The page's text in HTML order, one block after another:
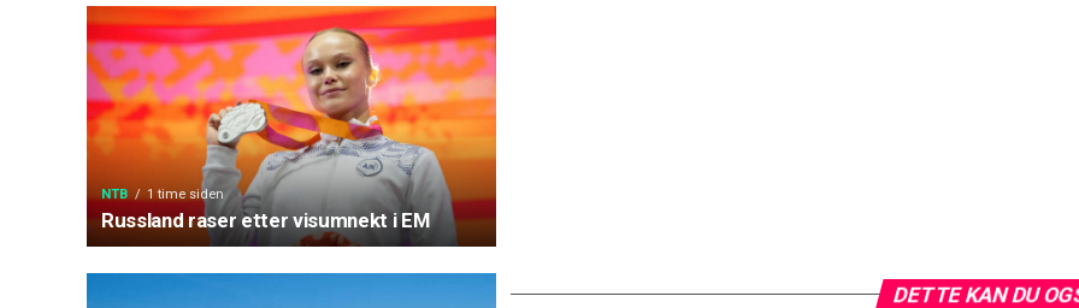
NTB 1 time siden
Russland raser etter visumnekt i EM
DETTE KAN DU